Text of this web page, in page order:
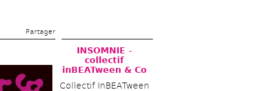
Partager
INSOMNIE -
collectif
inBEATween & Co
Collectif InBEATween